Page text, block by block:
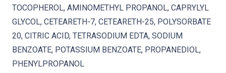
TOCOPHEROL, AMINOMETHYL PROPANOL, CAPRYLYL
GLYCOL, CETEARETH-7, CETEARETH-25, POLYSORBATE
20, CITRIC ACID, TETRASODIUM EDTA, SODIUM
BENZOATE, POTASSIUM BENZOATE, PROPANEDIOL,
PHENYLPROPANOL